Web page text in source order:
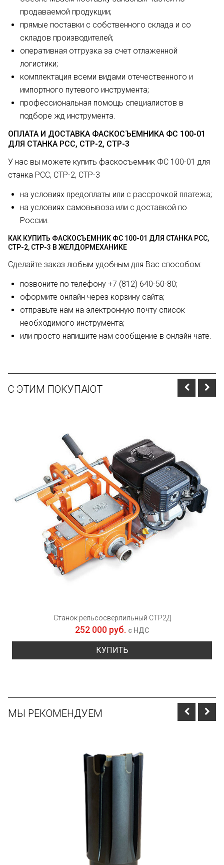
продаваемой продукции;
прямые поставки с собственного склада и со
складов производителей;
оперативная отгрузка за счет отлаженной
логистики;
комплектация всеми видами отечественного и
импортного путевого инструмента;
профессиональная помощь специалистов в
подборе жд инструмента.
ОПЛАТА И ДОСТАВКА ФАСКОСЪЕМНИКА ФС 100-01
ДЛЯ СТАНКА РСС, СТР-2, СТР-3
У нас вы можете купить фаскосъемник ФС 100-01 для
станка РСС, СТР-2, СТР-3
на условиях предоплаты или с рассрочкой платежа;
на условиях самовывоза или с доставкой по
России.
КАК КУПИТЬ ФАСКОСЪЕМНИК ФС 100-01 ДЛЯ СТАНКА РСС,
СТР-2, СТР-3 В ЖЕЛДОРМЕХАНИКЕ
Сделайте заказ любым удобным для Вас способом:
позвоните по телефону +7 (812) 640-50-80;
оформите онлайн через корзину сайта;
отправьте нам на электронную почту список
необходимого инструмента;
или просто напишите нам сообщение в онлайн чате.
С ЭТИМ ПОКУПАЮТ
Станок рельсосверлильный СТР2Д
252 000 руб. с НДС
КУПИТЬ
МЫ РЕКОМЕНДУЕМ